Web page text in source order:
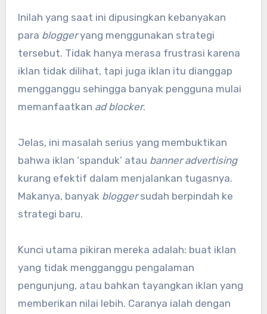
Inilah yang saat ini dipusingkan kebanyakan
para bloggeryang menggunakan strategi
tersebut. Tidak hanya merasa frustrasi karena
iklan tidak dilihat, tapi juga iklan itu dianggap
mengganggu sehingga banyak pengguna mulai
memanfaatkan ad blocker.
Jelas, ini masalah serius yang membuktikan
bahwa iklan ‘spanduk’ atau banner advertising
kurang efektif dalam menjalankan tugasnya.
Makanya, banyak bloggersudah berpindah ke
strategi baru.
Kunci utama pikiran mereka adalah: buat iklan
yang tidak mengganggu pengalaman
pengunjung, atau bahkan tayangkan iklan yang
memberikan nilai lebih. Caranya ialah dengan